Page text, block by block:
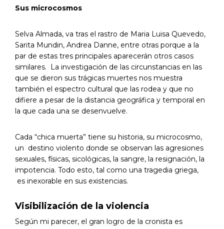
Sus microcosmos
Selva Almada, va tras el rastro de Maria Luisa Quevedo,
Sarita Mundin, Andrea Danne, entre otras porque a la
par de estas tres principales aparecerán otros casos
similares. La investigación de las circunstancias en las
que se dieron sus trágicas muertes nos muestra
también el espectro cultural que las rodea y que no
difiere a pesar de la distancia geográfica y temporal en
la que cada una se desenvuelve.
Cada “chica muerta” tiene su historia, su microcosmo,
un destino violento donde se observan las agresiones
sexuales, físicas, sicológicas, la sangre, la resignación, la
impotencia. Todo esto, tal como una tragedia griega,
es inexorable en sus existencias.
Visibilización de la violencia
Según mi parecer, el gran logro de la cronista es